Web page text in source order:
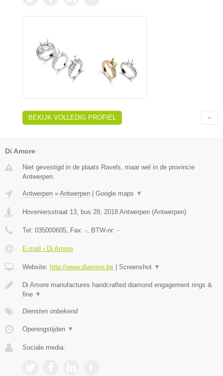
BEKIJK VOLLEDIG PROFIEL
Di Amore
Niet gevestigd in de plaats Ravels, maar wel in de provincie
Antwerpen.
Antwerpen » Antwerpen | Google maps ▼
Hoveniersstraat 13, bus 28 2018 Antwerpen (Antwerpen)
Tel: 035000605 , Fax: - , BTW-nr: -
E-mail › Di Amore
Website: http://www.diamore.be | Screenshot ▼
Di Amore manufactures handcrafted diamond engagement rings &
fine ▼
Diensten onbekend
Openingstijden ▼
Sociale media: